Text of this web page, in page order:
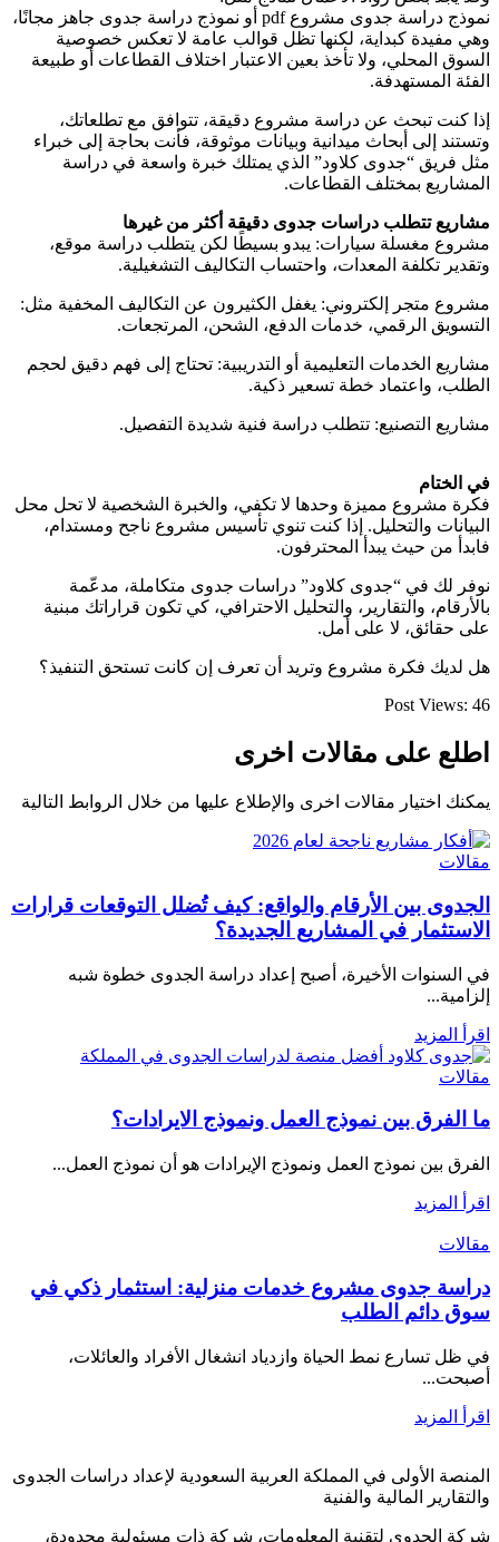
نموذج دراسة جدوى مشروع pdf أو نموذج دراسة جدوى جاهز مجانًا،
وهي مفيدة كبداية، لكنها تظل قوالب عامة لا تعكس خصوصية
السوق المحلي، ولا تأخذ بعين الاعتبار اختلاف القطاعات أو طبيعة
الفئة المستهدفة.
إذا كنت تبحث عن دراسة مشروع دقيقة، تتوافق مع تطلعاتك،
وتستند إلى أبحاث ميدانية وبيانات موثوقة، فأنت بحاجة إلى خبراء
مثل فريق “جدوى كلاود” الذي يمتلك خبرة واسعة في دراسة
المشاريع بمختلف القطاعات.
مشاريع تتطلب دراسات جدوى دقيقة أكثر من غيرها
مشروع مغسلة سيارات: يبدو بسيطًا لكن يتطلب دراسة موقع،
وتقدير تكلفة المعدات، واحتساب التكاليف التشغيلية.
مشروع متجر إلكتروني: يغفل الكثيرون عن التكاليف المخفية مثل:
التسويق الرقمي، خدمات الدفع، الشحن، المرتجعات.
مشاريع الخدمات التعليمية أو التدريبية: تحتاج إلى فهم دقيق لحجم
الطلب، واعتماد خطة تسعير ذكية.
مشاريع التصنيع: تتطلب دراسة فنية شديدة التفصيل.
في الختام
فكرة مشروع مميزة وحدها لا تكفي، والخبرة الشخصية لا تحل محل
البيانات والتحليل. إذا كنت تنوي تأسيس مشروع ناجح ومستدام،
فابدأ من حيث يبدأ المحترفون.
نوفر لك في “جدوى كلاود” دراسات جدوى متكاملة، مدعّمة
بالأرقام، والتقارير، والتحليل الاحترافي، كي تكون قراراتك مبنية
على حقائق، لا على أمل.
هل لديك فكرة مشروع وتريد أن تعرف إن كانت تستحق التنفيذ؟
Post Views: 46
اطلع على مقالات اخرى
يمكنك اختيار مقالات اخرى والإطلاع عليها من خلال الروابط التالية
مقالات
الجدوى بين الأرقام والواقع: كيف تُضلل التوقعات قرارات
الاستثمار في المشاريع الجديدة؟
في السنوات الأخيرة، أصبح إعداد دراسة الجدوى خطوة شبه
إلزامية...
اقرأ المزيد
مقالات
ما الفرق بين نموذج العمل ونموذج الايرادات؟
الفرق بين نموذج العمل ونموذج الإيرادات هو أن نموذج العمل...
اقرأ المزيد
مقالات
دراسة جدوى مشروع خدمات منزلية: استثمار ذكي في
سوق دائم الطلب
في ظل تسارع نمط الحياة وازدياد انشغال الأفراد والعائلات،
أصبحت...
اقرأ المزيد
المنصة الأولى في المملكة العربية السعودية لإعداد دراسات الجدوى
والتقارير المالية والفنية
شركة الجدوى لتقنية المعلومات، شركة ذات مسئولية محدودة،